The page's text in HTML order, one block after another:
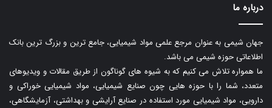
درباره ما
جهان شیمی به عنوان مرجع علمی مواد شیمیایی، جامع ترین و بزرگ ترین بانک
اطلاعاتی حوزه شیمی می باشد.
ما همواره تلاش می کنیم که به شیوه های گوناگون از طریق مقالات و ویدیوهای
متعدد، شما را با حوزه هایی چون صنایع شیمیایی، مواد شیمیایی خوراکی و
دارویی، مواد شیمیایی مورد استفاده در صنایع آرایشی و بهداشتی، آزمایشگاهی،